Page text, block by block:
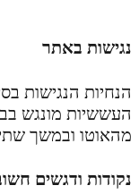
נגישות באתר
הנחיות הנגישות
העששיות מונגש
מהאוטו ובמשך
נקודות ודגשים